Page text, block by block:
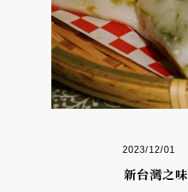
2023/12/01
新台灣之味